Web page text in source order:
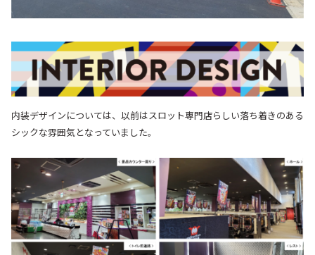
内装デザインについては、以前はスロット専門店らしい落ち着きのある
シックな雰囲気となっていました。